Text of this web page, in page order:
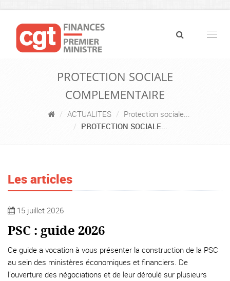
PROTECTION SOCIALE
COMPLEMENTAIRE
ACTUALITES
Protection sociale...
PROTECTION SOCIALE...
Les articles
15 juillet 2026
PSC : guide 2026
Ce guide a vocation à vous présenter la construction de la PSC
au sein des ministères économiques et financiers. De
l’ouverture des négociations et de leur déroulé sur plusieurs